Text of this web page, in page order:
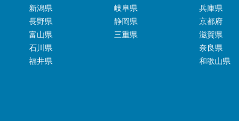
新潟県
長野県
富山県
石川県
福井県
岐阜県
静岡県
三重県
兵庫県
京都府
滋賀県
奈良県
和歌山県